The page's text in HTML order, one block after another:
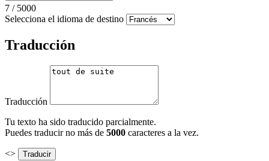
7 / 5000
Selecciona el idioma de destino
Traducción
Traducción
Tu texto ha sido traducido parcialmente.
Puedes traducir no más de 5000 caracteres a la vez.
<>